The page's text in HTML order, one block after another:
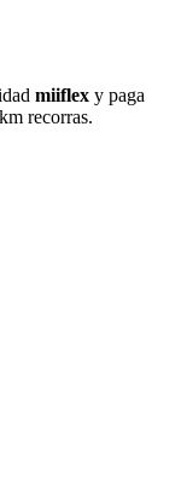
miiflex y paga
recorras.